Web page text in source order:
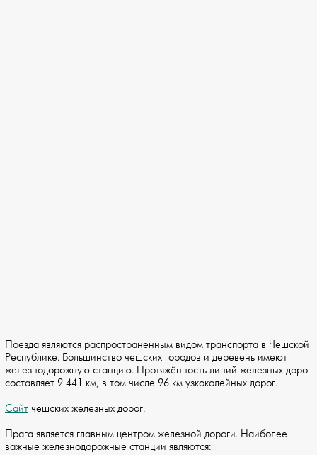
Поезда являются распространенным видом транспорта в Чешской
Республике. Большинство чешских городов и деревень имеют
железнодорожную станцию. Протяжённость линий железных дорог
составляет 9 441 км, в том числе 96 км узкоколейных дорог.
Сайт чешских железных дорог.
Прага является главным центром железной дороги. Наиболее
важные железнодорожные станции являются: